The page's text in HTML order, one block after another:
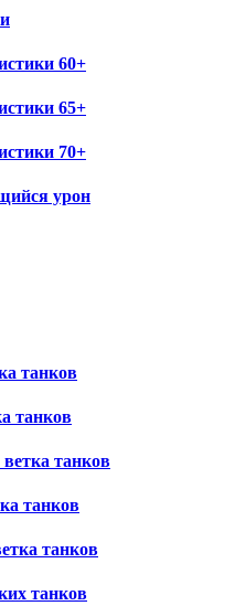
60+
65+
70+
урон
танков
танков
танков
танков
танков
танков